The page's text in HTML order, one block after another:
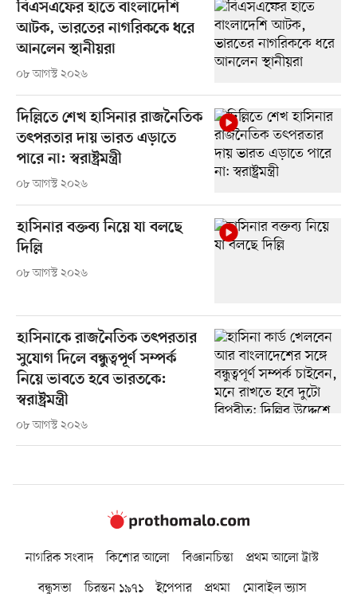
বিএসএফের হাতে বাংলাদেশি
আটক, ভারতের নাগরিককে ধরে
আনলেন স্থানীয়রা
০৮ আগস্ট ২০২৬
দিল্লিতে শেখ হাসিনার রাজনৈতিক
তৎপরতার দায় ভারত এড়াতে
পারে না: স্বরাষ্ট্রমন্ত্রী
০৮ আগস্ট ২০২৬
হাসিনার বক্তব্য নিয়ে যা বলছে
দিল্লি
০৮ আগস্ট ২০২৬
হাসিনাকে রাজনৈতিক তৎপরতার
সুযোগ দিলে বন্ধুত্বপূর্ণ সম্পর্ক
নিয়ে ভাবতে হবে ভারতকে:
স্বরাষ্ট্রমন্ত্রী
০৮ আগস্ট ২০২৬
নাগরিক সংবাদ কিশোর আলো বিজ্ঞানচিন্তা
প্রথম আলো ট্রাস্ট
বন্ধুসভা
চিরন্তন ১৯৭১ ইপেপার প্রথমা মোবাইল ভ্যাস